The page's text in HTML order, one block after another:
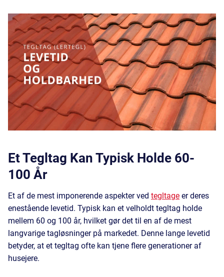
Et Tegltag Kan Typisk Holde 60-
100 År
Et af de mest imponerende aspekter ved tegltage er deres
enestående levetid. Typisk kan et velholdt tegltag holde
mellem 60 og 100 år, hvilket gør det til en af de mest
langvarige tagløsninger på markedet. Denne lange levetid
betyder, at et tegltag ofte kan tjene flere generationer af
husejere.